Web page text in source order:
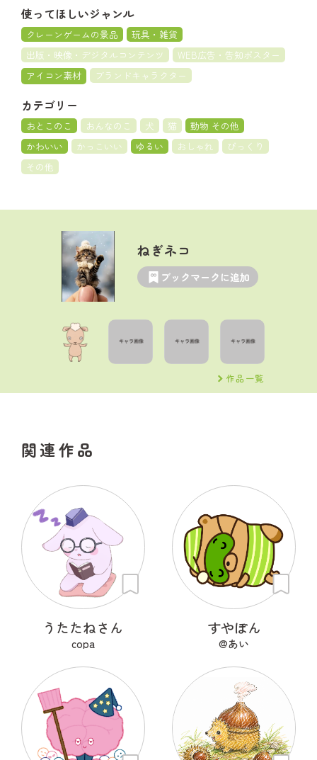
使ってほしいジャンル
クレーンゲームの景品
玩具・雑貨
出版・映像・デジタルコンテンツ
WEB広告・告知ポスター
アイコン素材
ブランドキャラクター
カテゴリー
おとこのこ おんなのこ 犬 猫
動物 その他
かわいい
かっこいい ゆるい おしゃれ
びっくり
その他
ねぎネコ
ブックマークに追加
作品一覧
関連作品
うたたねさん
copa
すやぽん
@あい